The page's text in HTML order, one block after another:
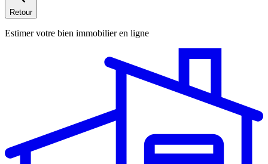
Retour
Estimer votre bien immobilier en ligne